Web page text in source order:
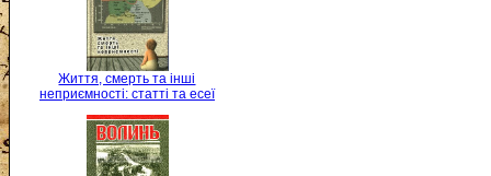
Життя, смерть та інші
неприємності: статті та есеї